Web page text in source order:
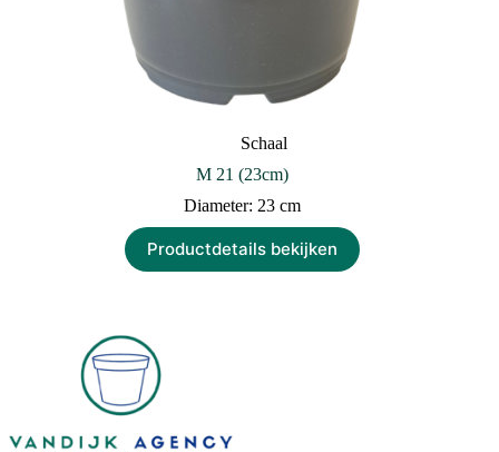
Schaal
M 21 (23cm)
Diameter: 23 cm
Productdetails bekijken